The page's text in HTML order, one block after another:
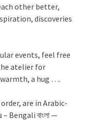
other better,
discoveries
events, feel free
atelier for
a hug ….
are in Arabic-